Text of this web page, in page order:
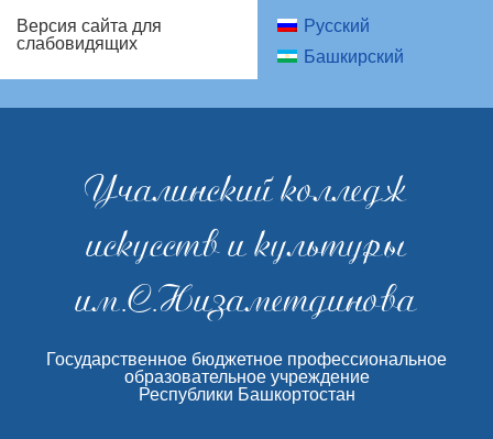
Версия сайта для
слабовидящих
Русский
Башкирский
Учалинский колледж
искусств и культуры
им.С.Низаметдинова
Государственное бюджетное профессиональное
образовательное учреждение
Республики Башкортостан